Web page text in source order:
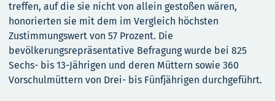
treffen, auf die sie nicht von allein gestoßen wären,
honorierten sie mit dem im Vergleich höchsten
Zustimmungswert von 57 Prozent. Die
bevölkerungsrepräsentative Befragung wurde bei 825
Sechs- bis 13-Jährigen und deren Müttern sowie 360
Vorschulmüttern von Drei- bis Fünfjährigen durchgeführt.